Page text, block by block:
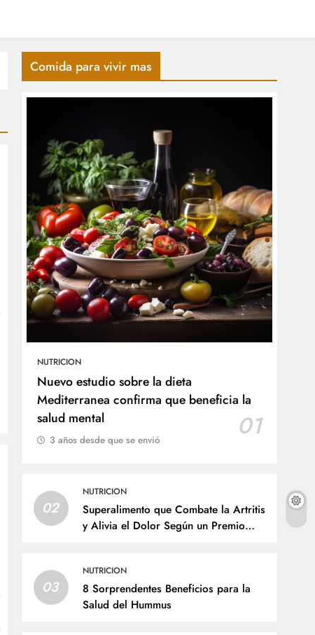
Comida para vivir mas
NUTRICION
Nuevo estudio sobre la dieta
Mediterranea confirma que beneficia la
salud mental
01
3 años desde que se envió
02
NUTRICION
Superalimento que Combate la Artritis
y Alivia el Dolor Según un Premio
03
NUTRICION
8 Sorprendentes Beneficios para la
Salud del Hummus